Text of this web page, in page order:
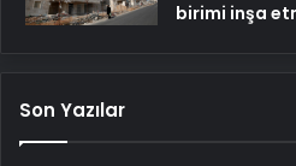
birimi inşa
Son Yazılar